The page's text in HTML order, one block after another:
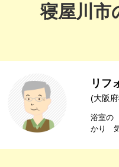
寝屋川市
リフ
(大阪
浴室の
かり